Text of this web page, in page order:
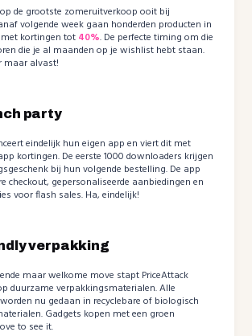
de grootste zomeruitverkoop ooit bij
volgende week gaan honderden producten in
kortingen tot 40%. De perfecte timing om die
die je al maanden op je wishlist hebt staan.
maar alvast!
party
eindelijk hun eigen app en viert dit met
kortingen. De eerste 1000 downloaders krijgen
bij hun volgende bestelling. De app
checkout, gepersonaliseerde aanbiedingen en
voor flash sales. Ha, eindelijk!
verpakking
maar welkome move stapt PriceAttack
duurzame verpakkingsmaterialen. Alle
nu gedaan in recyclebare of biologisch
Gadgets kopen met een groen
to see it.